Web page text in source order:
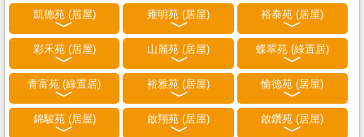
凱德苑 (居屋) 雍明苑 (居屋) 裕泰苑 (居屋)
彩禾苑 (居屋) 山麗苑 (居屋) 蝶翠苑 (綠置居)
青富苑 (綠置居) 裕雅苑 (居屋) 愉德苑 (居屋)
錦駿苑 (居屋) 啟翔苑 (居屋) 啟鑽苑 (居屋)